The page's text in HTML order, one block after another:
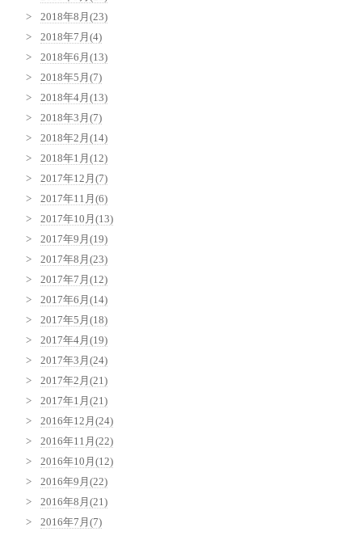
2018年8月(23)
2018年7月(4)
2018年6月(13)
2018年5月(7)
2018年4月(13)
2018年3月(7)
2018年2月(14)
2018年1月(12)
2017年12月(7)
2017年11月(6)
2017年10月(13)
2017年9月(19)
2017年8月(23)
2017年7月(12)
2017年6月(14)
2017年5月(18)
2017年4月(19)
2017年3月(24)
2017年2月(21)
2017年1月(21)
2016年12月(24)
2016年11月(22)
2016年10月(12)
2016年9月(22)
2016年8月(21)
2016年7月(7)